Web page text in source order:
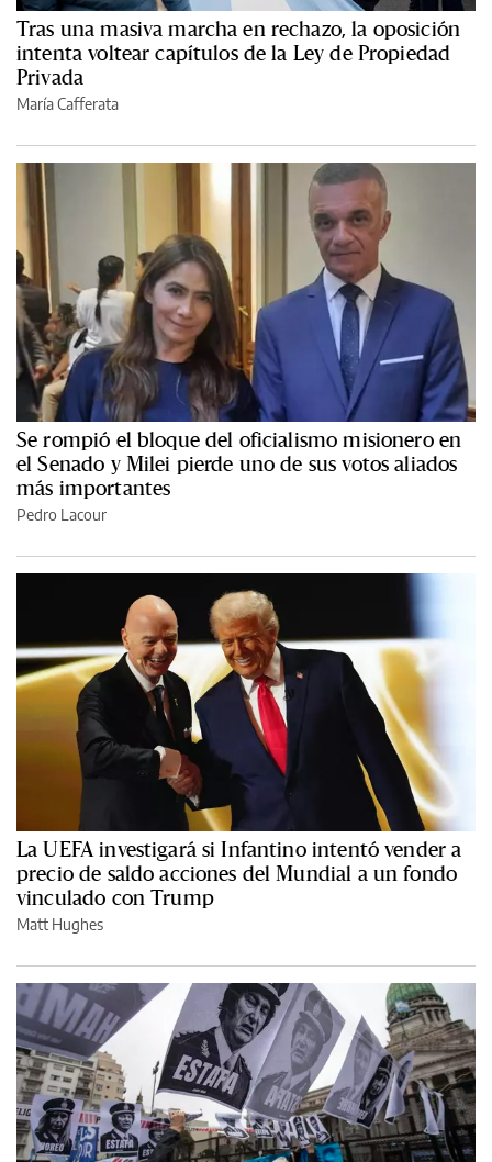
Tras una masiva marcha en rechazo, la oposición
intenta voltear capítulos de la Ley de Propiedad
Privada
María Cafferata
Se rompió el bloque del oficialismo misionero en
el Senado y Milei pierde uno de sus votos aliados
más importantes
Pedro Lacour
La UEFA investigará si Infantino intentó vender a
precio de saldo acciones del Mundial a un fondo
vinculado con Trump
Matt Hughes